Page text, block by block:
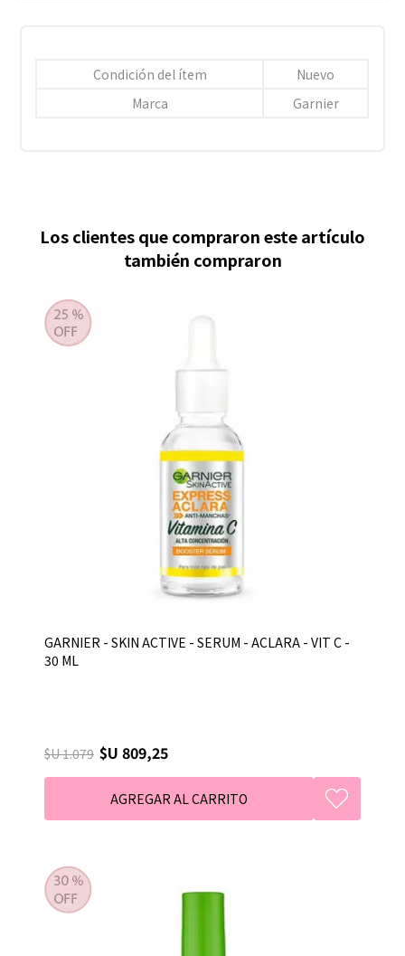
Condición del ítem
Nuevo
Marca
Garnier
Los clientes que compraron este artículo
también compraron
GARNIER - SKIN ACTIVE - SERUM - ACLARA - VIT C -
30 ML
$U 1.079 $U 809,25